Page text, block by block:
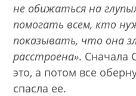
не обижаться на
помогать всем, кто
показывать, что она
расстроена». Сначала
это, а потом все
спасла ее.